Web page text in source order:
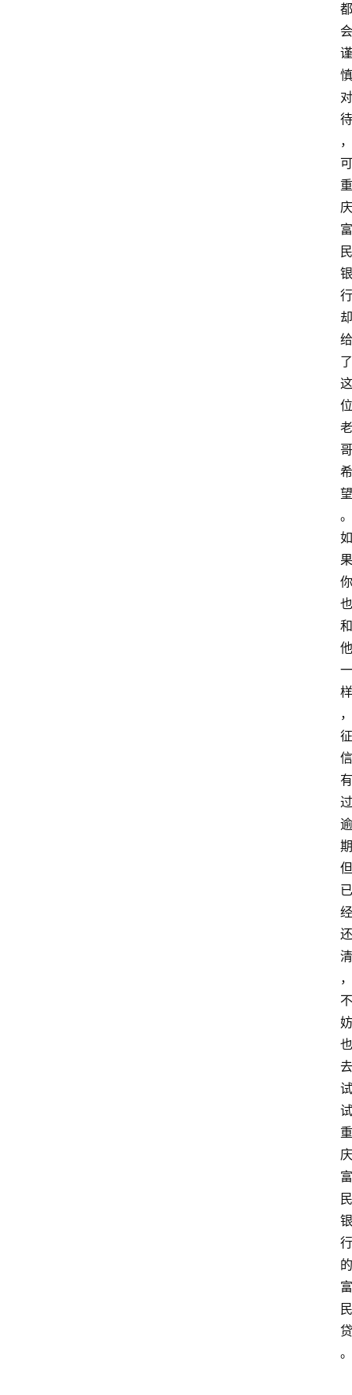
都
会
谨
慎
对
待
，
可
重
庆
富
民
银
行
却
给
了
这
位
老
哥
希
望
。
如
果
你
也
和
他
一
样
，
征
信
有
过
逾
期
但
已
经
还
清
，
不
妨
也
去
试
试
重
庆
富
民
银
行
的
富
民
贷
。